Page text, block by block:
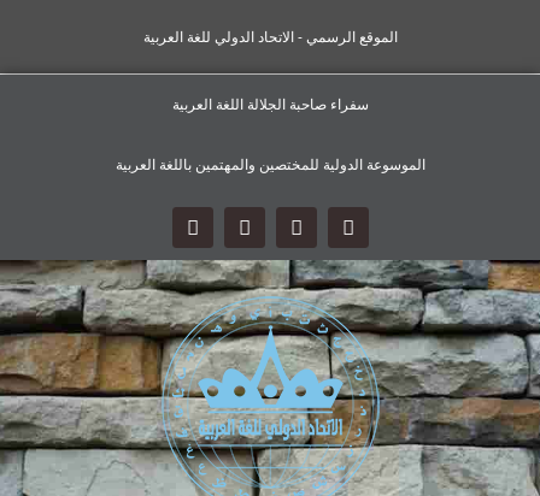
الموقع الرسمي - الاتحاد الدولي للغة العربية
سفراء صاحبة الجلالة اللغة العربية
الموسوعة الدولية للمختصين والمهتمين باللغة العربية